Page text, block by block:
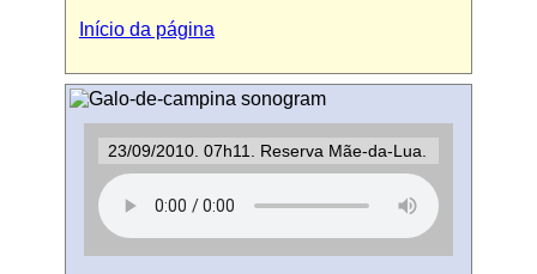
Início da página
23/09/2010. 07h11. Reserva Mãe-da-Lua.